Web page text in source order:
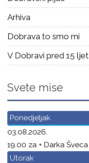
Arhiva
Dobrava to smo mi
V Dobravi pred 15 ljet
Svete mise
Ponedjeljak
03.08.2026.
19.00 za + Darka Šveca
Utorak